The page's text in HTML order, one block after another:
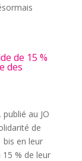
de 15 %
des
au JO
de
bis en leur
% de leur